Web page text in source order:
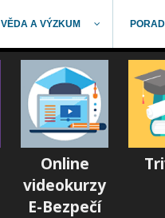
VĚDA A VÝZKUM
Online
videokurzy
E-Bezpečí